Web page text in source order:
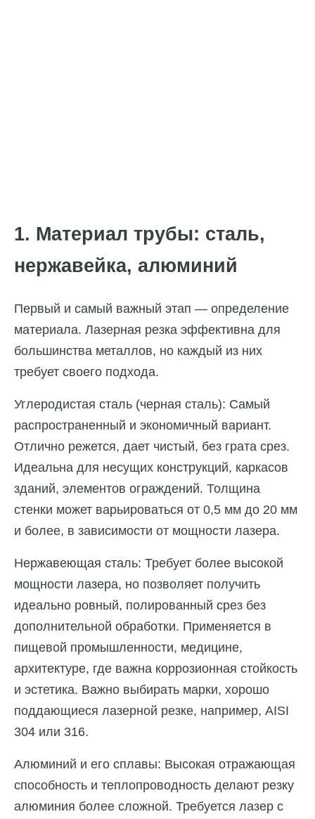
1. Материал трубы: сталь,
нержавейка, алюминий
Первый и самый важный этап — определение
материала. Лазерная резка эффективна для
большинства металлов, но каждый из них
требует своего подхода.
Углеродистая сталь (черная сталь): Самый
распространенный и экономичный вариант.
Отлично режется, дает чистый, без грата срез.
Идеальна для несущих конструкций, каркасов
зданий, элементов ограждений. Толщина
стенки может варьироваться от 0,5 мм до 20 мм
и более, в зависимости от мощности лазера.
Нержавеющая сталь: Требует более высокой
мощности лазера, но позволяет получить
идеально ровный, полированный срез без
дополнительной обработки. Применяется в
пищевой промышленности, медицине,
архитектуре, где важна коррозионная стойкость
и эстетика. Важно выбирать марки, хорошо
поддающиеся лазерной резке, например, AISI
304 или 316.
Алюминий и его сплавы: Высокая отражающая
способность и теплопроводность делают резку
алюминия более сложной. Требуется лазер с